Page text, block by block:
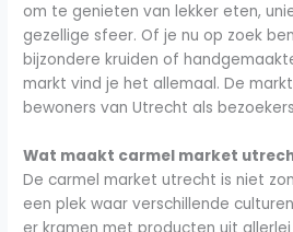
om te genieten van lekker eten,
gezellige sfeer. Of je nu op zoek
bijzondere kruiden of
markt vind je het allemaal. De
bewoners van Utrecht als
Wat maakt carmel market
De carmel market utrecht is niet
een plek waar verschillende